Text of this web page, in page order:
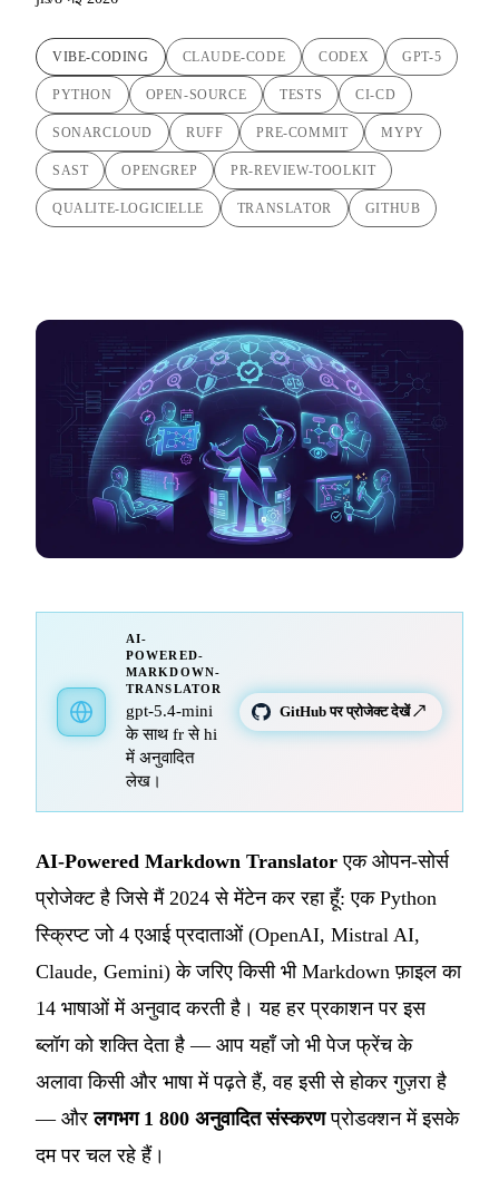
VIBE-CODING CLAUDE-CODE CODEX GPT-5
PYTHON OPEN-SOURCE TESTS CI-CD
SONARCLOUD RUFF PRE-COMMIT MYPY
SAST OPENGREP PR-REVIEW-TOOLKIT
QUALITE-LOGICIELLE TRANSLATOR GITHUB
AI-
POWERED-
MARKDOWN-
TRANSLATOR
gpt-5.4-mini
के साथ fr से hi
में अनुवादित
लेख।
GitHub पर प्रोजेक्ट देखें ↗
AI-Powered Markdown Translator एक ओपन-सोर्स
प्रोजेक्ट है जिसे मैं 2024 से मेंटेन कर रहा हूँ: एक Python
स्क्रिप्ट जो 4 एआई प्रदाताओं (OpenAI, Mistral AI,
Claude, Gemini) के जरिए किसी भी Markdown फ़ाइल का
14 भाषाओं में अनुवाद करती है। यह हर प्रकाशन पर इस
ब्लॉग को शक्ति देता है — आप यहाँ जो भी पेज फ्रेंच के
अलावा किसी और भाषा में पढ़ते हैं, वह इसी से होकर गुज़रा है
— औरलगभग 1 800 अनुवादित संस्करणप्रोडक्शन में इसके
दम पर चल रहे हैं।